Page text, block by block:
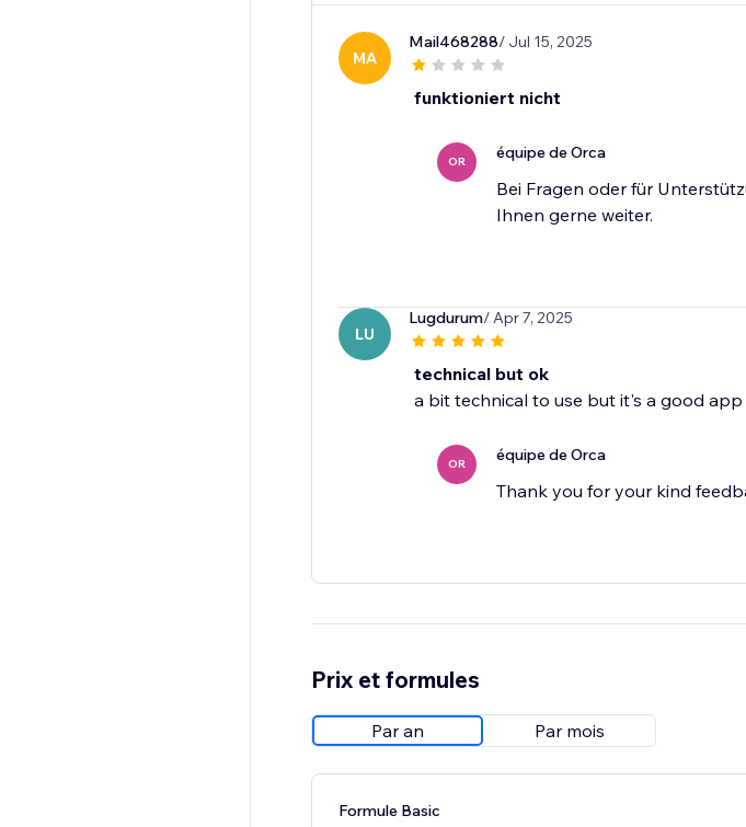
MA
Mail468288/ Jul 15, 2025
funktioniert nicht
OR équipe de Orca
Bei Fragen oder für
Ihnen gerne weiter.
LU
Lugdurum/ Apr 7, 2025
technical but ok
a bit technical to use but it's a good app
OR équipe de Orca
Thank you for your kind
Prix et formules
Par an Par mois
Formule Basic